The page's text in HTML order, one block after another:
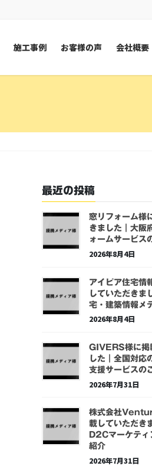
施工事例 お客様の声 会社概要
最近の投稿
窓リフォーム様
きました｜大阪
ォームサービス
2026年8月4日
アイピア住宅情
していただきま
宅・建築情報メ
2026年8月4日
GIVERS様に掲
した｜全国対応
支援サービスの
2026年7月31日
株式会社
載していただき
D2Cマーケティ
紹介
2026年7月31日